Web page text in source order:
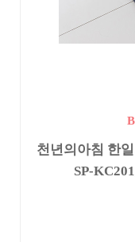
천년의아침 한
SP-